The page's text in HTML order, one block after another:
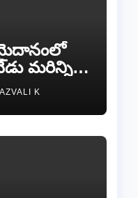
మైదానంలో
మరిన్ని
K